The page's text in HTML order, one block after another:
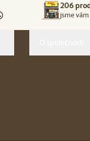
206
jsme vám